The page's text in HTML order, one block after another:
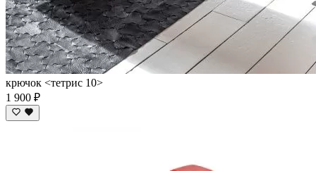
крючок <тетрис 10>
1 900 ₽